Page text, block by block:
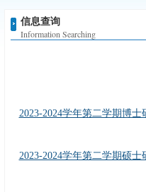
信息查询
Information Searching
2023-2024学年第二学期博
2023-2024学年第二学期硕